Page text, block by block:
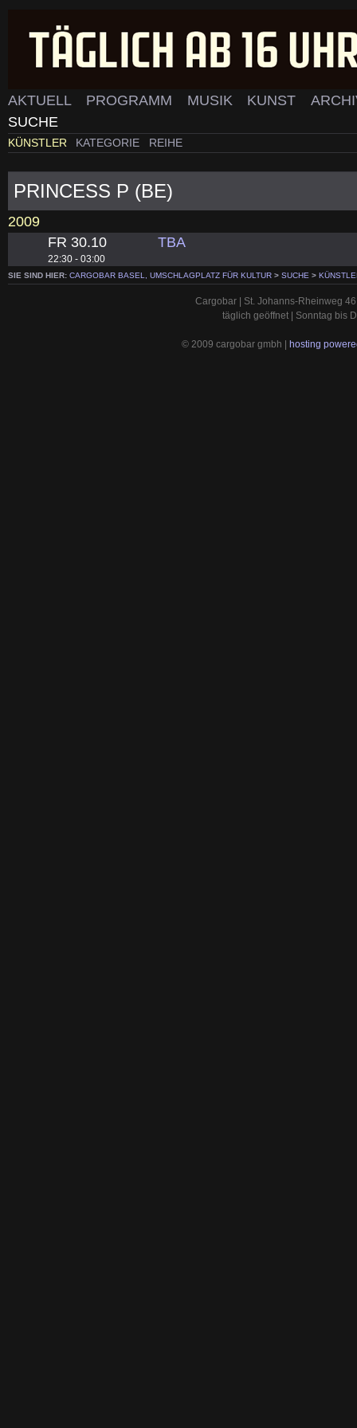
AKTUELL PROGRAMM MUSIK KUNST
SUCHE
KÜNSTLER KATEGORIE REIHE
PRINCESS P (BE)
2009
FR 30.10
22:30 - 03:00
TBA
SIE SIND HIER: CARGOBAR BASEL, UMSCHLAGPLATZ FÜR KULTUR > SUCHE >
Cargobar | St. Johanns-Rheinweg
täglich geöffnet | Sonntag bis
© 2009 cargobar gmbh | hosting